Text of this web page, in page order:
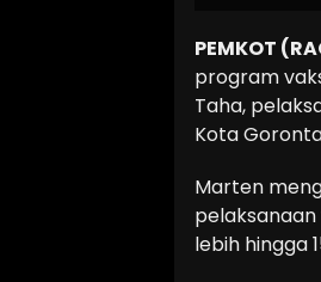
PEMKOT
program
Taha,
Kota
Marten
lebih hingga